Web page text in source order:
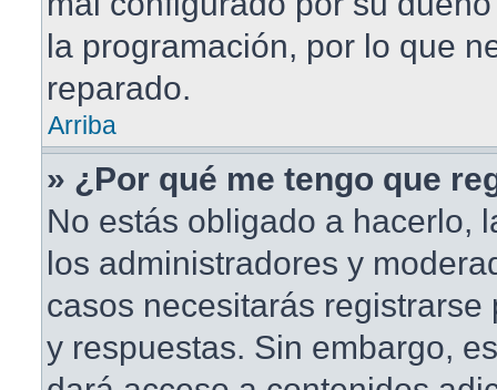
la programación, por lo que
reparado.
Arriba
» ¿Por qué me tengo que
No estás obligado a hacerlo,
los administradores y
casos necesitarás registrarse
y respuestas. Sin embargo,